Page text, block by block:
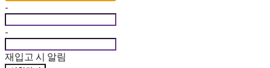
-
-
재입고 시 알림